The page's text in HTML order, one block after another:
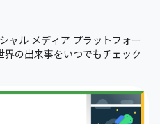
ャル メディア プラットフォー
界の出来事をいつでもチェック